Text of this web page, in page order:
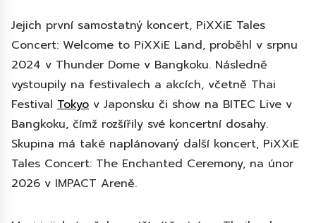
Jejich první samostatný koncert, PiXXiE Tales
Concert: Welcome to PiXXiE Land, proběhl v srpnu
2024 v Thunder Dome v Bangkoku. Následně
vystoupily na festivalech a akcích, včetně Thai
Festival Tokyo v Japonsku či show na BITEC Live v
Bangkoku, čímž rozšířily své koncertní dosahy.
Skupina má také naplánovaný další koncert, PiXXiE
Tales Concert: The Enchanted Ceremony, na únor
2026 v IMPACT Areně.